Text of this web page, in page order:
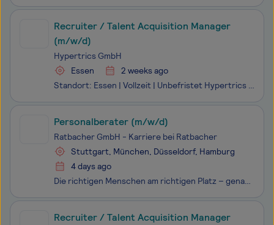
Recruiter / Talent Acquisition Manager
(m/w/d)
Hypertrics GmbH
Essen
2 weeks ago
Standort: Essen | Vollzeit | Unbefristet Hypertrics ist eine wachstumsstarke HR-Tech-Plattform mit Sitz in Essen, die mittelständische Unternehmen und Konzerne bei der zielgerichteten, nachhaltigen Besetzung offener Positionen unterstützt – vom Fachspezialisten bis zur Führungsebene. Für unsere Abt
Personalberater (m/w/d)
Ratbacher GmbH - Karriere bei Ratbacher
Stuttgart, München, Düsseldorf, Hamburg
4 days ago
Die richtigen Menschen am richtigen Platz – genau hier entsteht echter Erfolg. Und genau hier kommst du ins Spiel.Als spezialisierte Personalberatung in den Bereichen IT, SAP und Real Estate bringt Ratbacher Unternehmen und Talente zusammen, die wirklich zueinander passen. Unser Anspruch: nicht einf
Recruiter / Talent Acquisition Manager